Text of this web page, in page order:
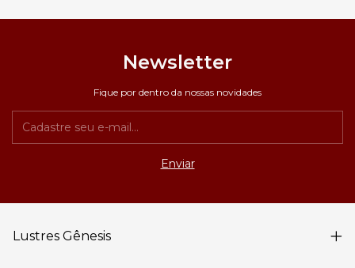
Newsletter
Fique por dentro da nossas novidades
Lustres Gênesis